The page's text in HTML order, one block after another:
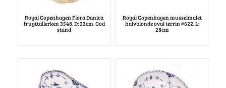
Royal Copenhagen Flora Danica
frugttallerken 3548. D: 22cm. God
stand
Royal Copenhagen musselmalet
halvblonde oval terrin #622. L:
28cm